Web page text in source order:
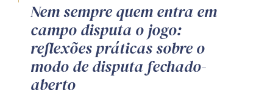
Nem sempre quem entra em
campo disputa o jogo:
reflexões práticas sobre o
modo de disputa fechado-
aberto